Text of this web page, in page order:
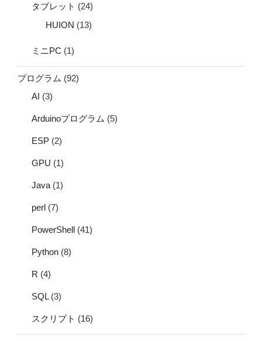
タブレット (24)
HUION (13)
ミニPC (1)
プログラム (92)
AI (3)
Arduinoプログラム (5)
ESP (2)
GPU (1)
Java (1)
perl (7)
PowerShell (41)
Python (8)
R (4)
SQL(3)
スクリプト (16)